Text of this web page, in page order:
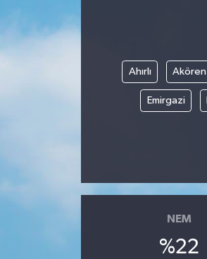
Ahırlı Akören
Emirgazi
NEM
%22